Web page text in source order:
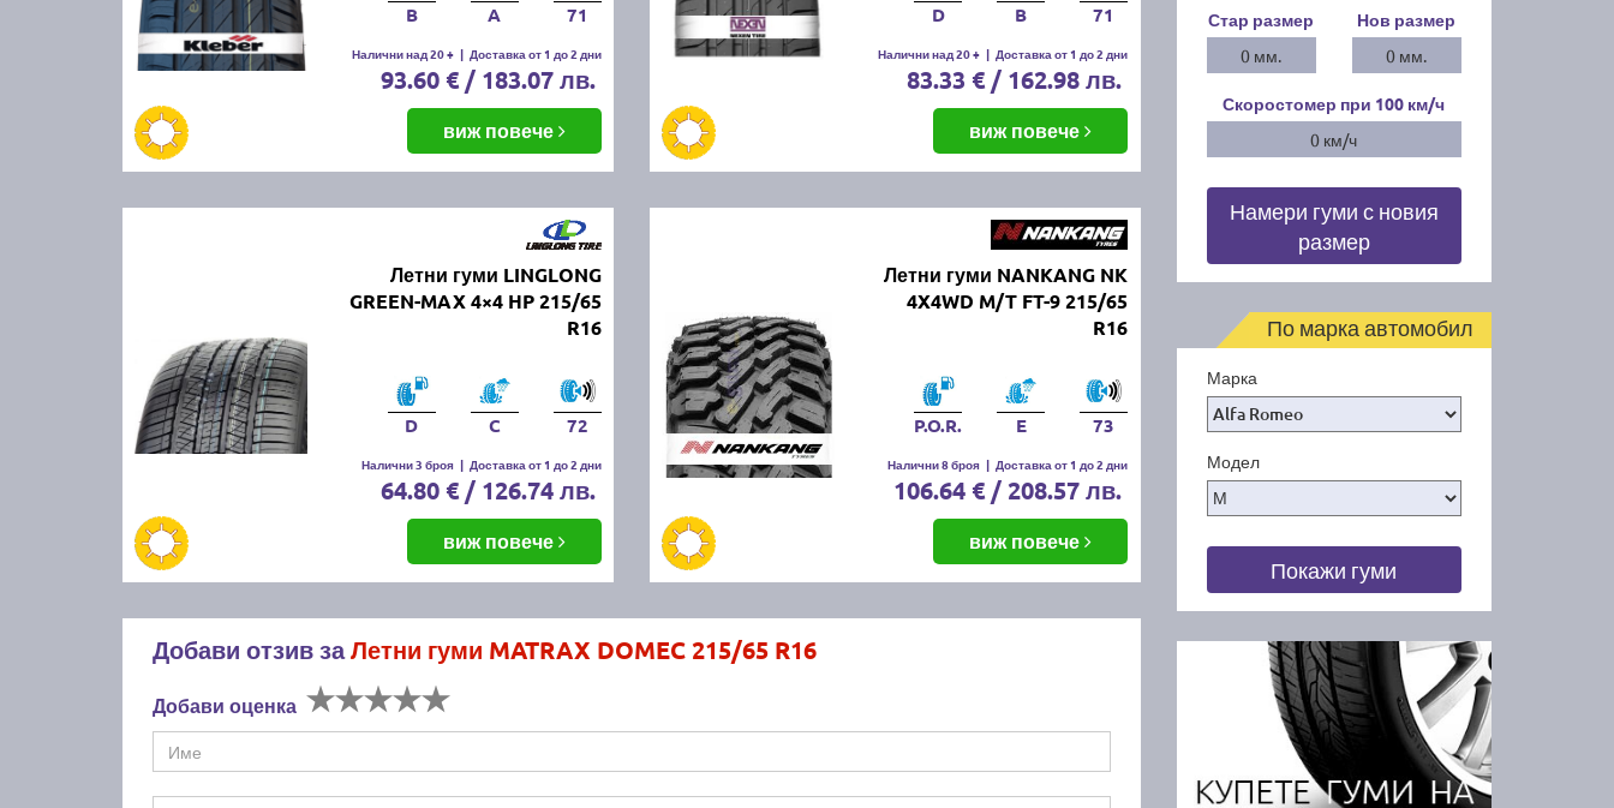
B A 71
Налични над 20 + | Доставка от 1 до 2 дни
93.60 € / 183.07 лв.
виж повече
D B 71
Налични над 20 + | Доставка от 1 до 2 дни
83.33 € / 162.98 лв.
виж повече
Летни гуми LINGLONG
GREEN-MAX 4×4 HP 215/65
R16
D C 72
Налични 3 броя | Доставка от 1 до 2 дни
64.80 € / 126.74 лв.
виж повече
Летни гуми NANKANG NK
4X4WD M/T FT-9 215/65
R16
P.O.R. E 73
Налични 8 броя | Доставка от 1 до 2 дни
106.64 € / 208.57 лв.
виж повече
Добави отзив заЛетни гуми MATRAX DOMEC 215/65 R16
Добави оценка
Стар размер
0 мм.
Нов размер
0 мм.
Скоростомер при 100 км/ч
0 км/ч
Намери гуми с новия
размер
По марка автомобил
Марка
Модел
Покажи гуми